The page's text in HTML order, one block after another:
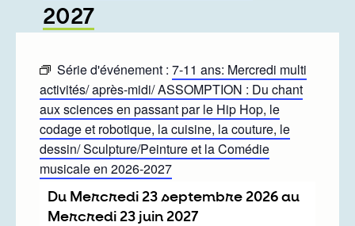
2027
Série d'événement : 7-11 ans: Mercredi multi
activités/ après-midi/ ASSOMPTION : Du chant
aux sciences en passant par le Hip Hop, le
codage et robotique, la cuisine, la couture, le
dessin/ Sculpture/Peinture et la Comédie
musicale en 2026-2027
Du mercredi 23 septembre 2026au
mercredi 23 juin 2027